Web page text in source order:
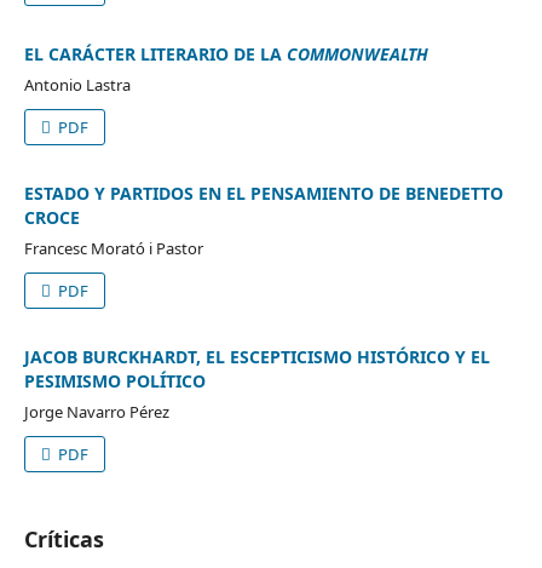
EL CARÁCTER LITERARIO DE LA COMMONWEALTH
Antonio Lastra
PDF
ESTADO Y PARTIDOS EN EL PENSAMIENTO DE BENEDETTO
CROCE
Francesc Morató i Pastor
PDF
JACOB BURCKHARDT, EL ESCEPTICISMO HISTÓRICO Y EL
PESIMISMO POLÍTICO
Jorge Navarro Pérez
PDF
Críticas